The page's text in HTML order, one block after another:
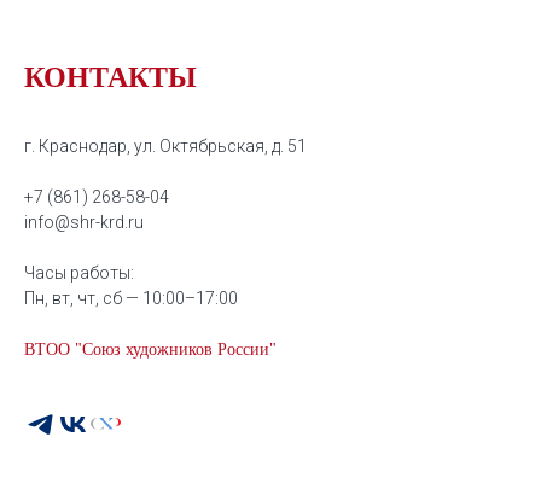
КОНТАКТЫ
г. Краснодар, ул. Октябрьская, д. 51
+7 (861) 268-58-04
info@shr-krd.ru
Часы работы:
Пн, вт, чт, сб — 10:00–17:00
ВТОО "Союз художников России"